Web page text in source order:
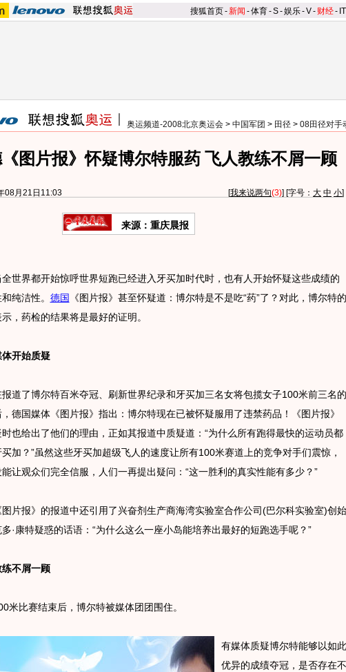
搜狐首页-新闻 -体育-S-娱乐-V- 财经- IT
奥运频道-2008北京奥运会 > 中国军团 > 田径 > 08田径对手
图片报》怀疑博尔特服药 飞人教练不屑一顾
08月21日11:03 [我来说两句(3)] [字号： 大 中 小]
来源：重庆晨报
界都开始惊呼世界短跑已经进入牙买加时代时，也有人开始怀疑这些成绩的
纯洁性。 德国 《图片报》甚至怀疑道：博尔特是不是吃“药”了？对此，博尔特的
，药检的结果将是最好的证明。
体开始质疑
了博尔特百米夺冠、刷新世界纪录和牙买加三名女将包揽女子100米前三名的
德国媒体《图片报》指出：博尔特现在已被怀疑服用了违禁药品！《图片报》
也给出了他们的理由，正如其报道中质疑道：“为什么所有跑得最快的运动员都
加？”虽然这些牙买加超级飞人的速度让所有100米赛道上的竞争对手们震惊，
让观众们完全信服，人们一再提出疑问：“这一胜利的真实性能有多少？”
报》的报道中还引用了兴奋剂生产商海湾实验室合作公司(巴尔科实验室)创始
多·康特疑惑的话语：“为什么这么一座小岛能培养出最好的短跑选手呢？”
练不屑一顾
比赛结束后，博尔特被媒体团团围住。
有媒体质疑博尔特能够以如此
优异的成绩夺冠，是否存在不